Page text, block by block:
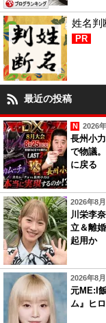
姓名判
PR
最近の投稿
2026
長州小
で物議
に戻る
2026年8
川栄李
立＆離
起用か
2026年8
元ME:I
ム』ヒ